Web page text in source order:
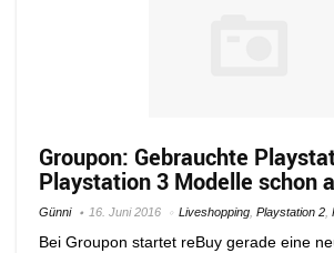
Groupon: Gebrauchte
Playstation 3 Modelle schon
Günni 16. Juni 2016 Liveshopping Playstation 2
Bei Groupon startet reBuy gerade eine